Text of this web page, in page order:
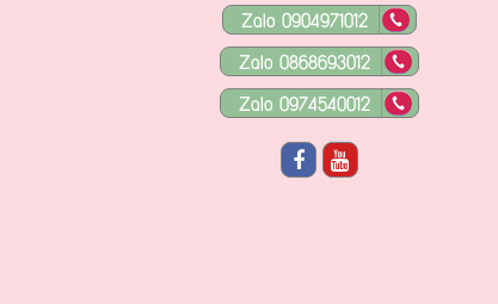
Zalo 0904971012
Zalo 0868693012
Zalo 0974540012